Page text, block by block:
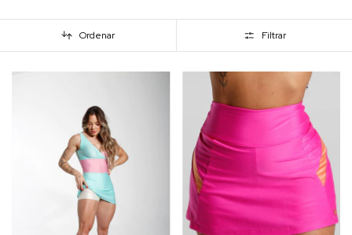
Ordenar Filtrar